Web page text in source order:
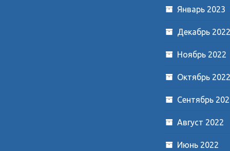
Январь 2023
Декабрь 2022
Ноябрь 2022
Октябрь 2022
Сентябрь
Август 2022
Июнь 2022